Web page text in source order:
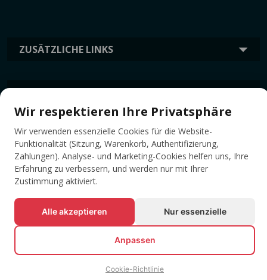
ZUSÄTZLICHE LINKS
INFORMATION
TAGS
© Alle Rechte vorbehalten EVENTBOOK SRL.
Wir respektieren Ihre Privatsphäre
Wir verwenden essenzielle Cookies für die Website-
Funktionalität (Sitzung, Warenkorb, Authentifizierung,
Zahlungen). Analyse- und Marketing-Cookies helfen uns, Ihre
Erfahrung zu verbessern, und werden nur mit Ihrer
Zustimmung aktiviert.
Alle akzeptieren Nur essenzielle
Anpassen
Cookie-Richtlinie